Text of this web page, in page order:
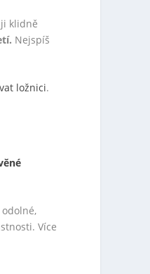
klidně
Nejspíš
ložnici.
Více